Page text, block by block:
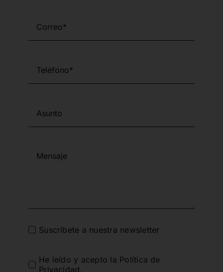
Suscríbete a nuestra newsletter
He leído y acepto la Política de
Privacidad.